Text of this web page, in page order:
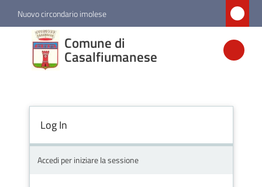
Vai al contenuto
Vai alla navigazione
Vai al footer
Nuovo circondario imolese
Comune di
Casalfiumanese
Comune di
Casalfiumanese
Amministrazione
Novità
Log In
Accedi per iniziare la sessione